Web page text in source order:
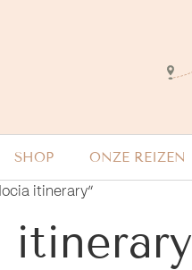
SHOP ONZE REIZEN
itinerary”
itinerary